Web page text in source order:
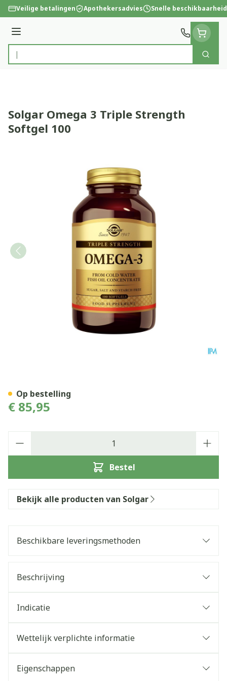
Ga naar de inhoud
Veilige betalingen Apothekersadvies Snelle beschikbaarheid
Menu
Product, merk, categorie...
Zoek
Solgar Omega 3 Triple Strength
Softgel 100
€ 85,95
Bestel
Op bestelling
Bekijk alle producten van Solgar
Beschikbare leveringsmethoden
Beschrijving
Indicatie
Wettelijk verplichte informatie
Eigenschappen